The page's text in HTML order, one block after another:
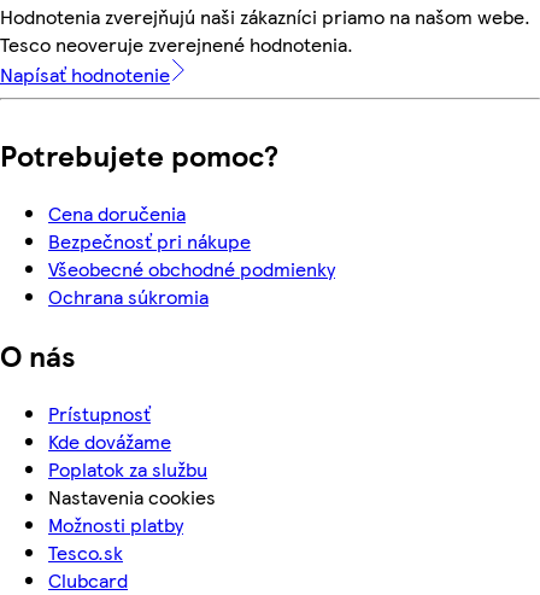
Hodnotenia zverejňujú naši zákazníci priamo na našom webe.
Tesco neoveruje zverejnené hodnotenia.
Napísať hodnotenie
Potrebujete pomoc?
Cena doručenia
Bezpečnosť pri nákupe
Všeobecné obchodné podmienky
Ochrana súkromia
O nás
Prístupnosť
Kde dovážame
Poplatok za službu
Nastavenia cookies
Možnosti platby
Tesco.sk
Clubcard